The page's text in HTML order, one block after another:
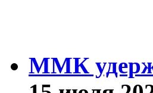
ММК